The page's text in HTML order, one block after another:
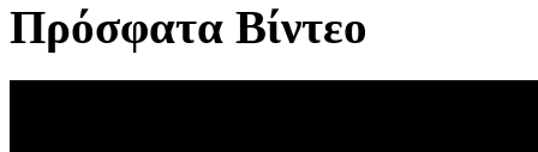
Πρόσφατα Βίντεο